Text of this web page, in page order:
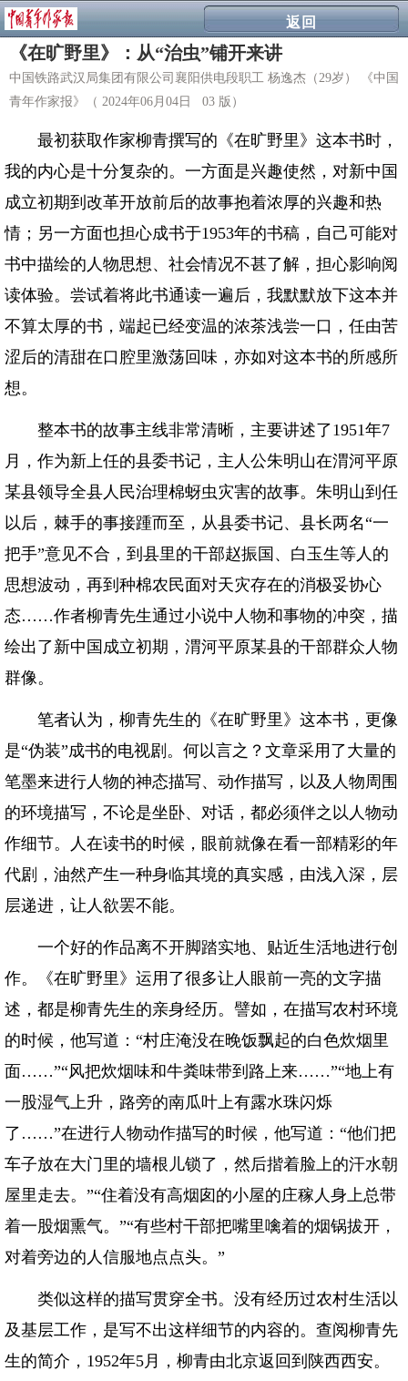
返回
《在旷野里》：从“治虫”铺开来讲
中国铁路武汉局集团有限公司襄阳供电段职工 杨逸杰（29岁） 《中国
青年作家报》（ 2024年06月04日 03 版）
最初获取作家柳青撰写的《在旷野里》这本书时，
我的内心是十分复杂的。一方面是兴趣使然，对新中国
成立初期到改革开放前后的故事抱着浓厚的兴趣和热
情；另一方面也担心成书于1953年的书稿，自己可能对
书中描绘的人物思想、社会情况不甚了解，担心影响阅
读体验。尝试着将此书通读一遍后，我默默放下这本并
不算太厚的书，端起已经变温的浓茶浅尝一口，任由苦
涩后的清甜在口腔里激荡回味，亦如对这本书的所感所
想。
整本书的故事主线非常清晰，主要讲述了1951年7
月，作为新上任的县委书记，主人公朱明山在渭河平原
某县领导全县人民治理棉蚜虫灾害的故事。朱明山到任
以后，棘手的事接踵而至，从县委书记、县长两名“一
把手”意见不合，到县里的干部赵振国、白玉生等人的
思想波动，再到种棉农民面对天灾存在的消极妥协心
态……作者柳青先生通过小说中人物和事物的冲突，描
绘出了新中国成立初期，渭河平原某县的干部群众人物
群像。
笔者认为，柳青先生的《在旷野里》这本书，更像
是“伪装”成书的电视剧。何以言之？文章采用了大量的
笔墨来进行人物的神态描写、动作描写，以及人物周围
的环境描写，不论是坐卧、对话，都必须伴之以人物动
作细节。人在读书的时候，眼前就像在看一部精彩的年
代剧，油然产生一种身临其境的真实感，由浅入深，层
层递进，让人欲罢不能。
一个好的作品离不开脚踏实地、贴近生活地进行创
作。《在旷野里》运用了很多让人眼前一亮的文字描
述，都是柳青先生的亲身经历。譬如，在描写农村环境
的时候，他写道：“村庄淹没在晚饭飘起的白色炊烟里
面……”“风把炊烟味和牛粪味带到路上来……”“地上有
一股湿气上升，路旁的南瓜叶上有露水珠闪烁
了……”在进行人物动作描写的时候，他写道：“他们把
车子放在大门里的墙根儿锁了，然后揩着脸上的汗水朝
屋里走去。”“住着没有高烟囱的小屋的庄稼人身上总带
着一股烟熏气。”“有些村干部把嘴里噙着的烟锅拔开，
对着旁边的人信服地点点头。”
类似这样的描写贯穿全书。没有经历过农村生活以
及基层工作，是写不出这样细节的内容的。查阅柳青先
生的简介，1952年5月，柳青由北京返回到陕西西安。